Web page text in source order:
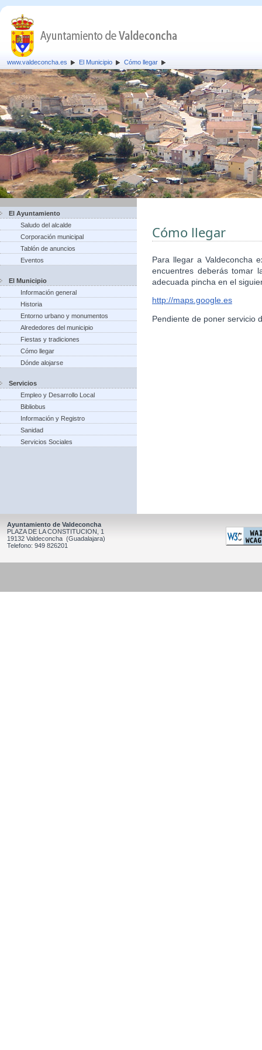
www.valdeconcha.es El Municipio Cómo llegar
El Ayuntamiento
Saludo del alcalde
Corporación municipal
Tablón de anuncios
Eventos
El Municipio
Información general
Historia
Entorno urbano y monumentos
Alrededores del municipio
Fiestas y tradiciones
Cómo llegar
Dónde alojarse
Servicios
Empleo y Desarrollo Local
Bibliobus
Información y Registro
Sanidad
Servicios Sociales
Cómo llegar
Para llegar a Valdeconcha
encuentres deberás tomar
adecuada pincha en el
http://maps.google.es
Pendiente de poner servicio
Ayuntamiento de Valdeconcha
PLAZA DE LA CONSTITUCION, 1
19132 Valdeconcha (Guadalajara)
Telefono: 949 826201